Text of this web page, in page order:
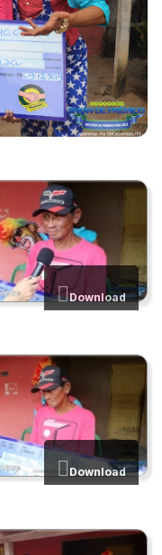
Download
Download